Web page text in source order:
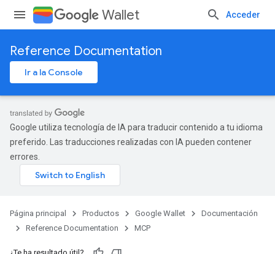
Wallet Acceder
Reference Documentation
Ir a la Console
Google utiliza tecnología de IA para traducir contenido a tu idioma
preferido. Las traducciones realizadas con IA pueden contener
errores.
Página principal Productos Google Wallet
Documentación
Reference Documentation
MCP